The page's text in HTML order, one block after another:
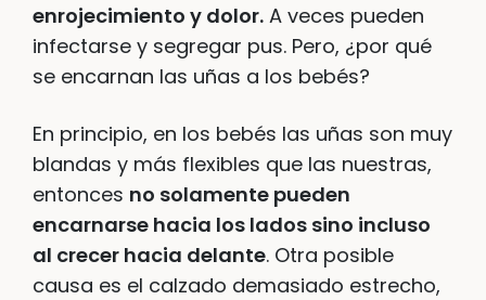
enrojecimiento y dolor. A veces pueden
infectarse y segregar pus. Pero, ¿por qué
se encarnan las uñas a los bebés?
En principio, en los bebés las uñas son muy
blandas y más flexibles que las nuestras,
entonces no solamente pueden
encarnarse hacia los lados sino incluso
al crecer hacia delante. Otra posible
causa es el calzado demasiado estrecho,